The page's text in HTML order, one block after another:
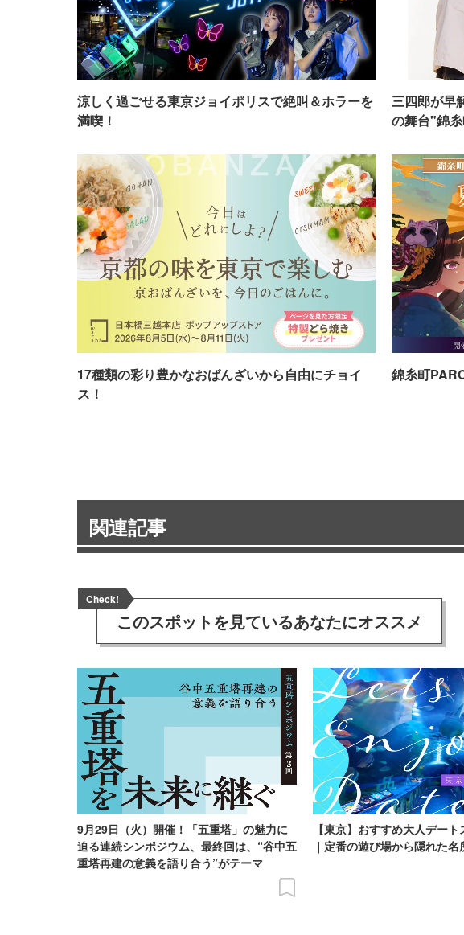
涼しく過ごせる東京ジョイポリスで絶叫＆ホラーを
満喫！
三四郎が早
の舞台"錦
17種類の彩り豊かなおばんざいから自由にチョイ
ス！
錦糸町
関連記事
Check!
このスポットを見ているあなたにオススメ
9月29日（火）開催！「五重塔」の魅力に
迫る連続シンポジウム、最終回は、“谷中五
重塔再建の意義を語り合う”がテーマ
【東京】おすすめ大人デー
｜定番の遊び場から隠れた名